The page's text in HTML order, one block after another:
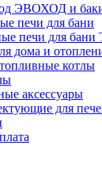
ЭВОХОД и
печи для бани
печи для
дома и
котлы
аксессуары
для